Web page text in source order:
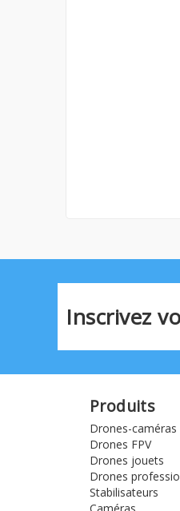
Inscrivez
Produits
Drones-caméras
Drones FPV
Drones jouets
Drones
Stabilisateurs